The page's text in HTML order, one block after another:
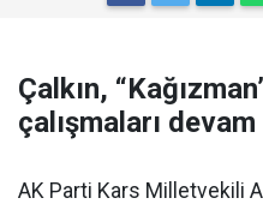
Çalkın,
çalışmaları
AK Parti Kars Milletvekili